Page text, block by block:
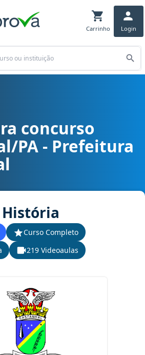
Carrinho Login
Castanhal/PA - Prefeitura Municipal
concurso
PA - Prefeitura
Curso Completo
219 Videoaulas